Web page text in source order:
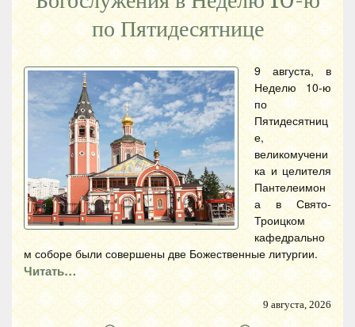
по Пятидесятнице
9 августа, в
Неделю 10-ю
по
Пятидесятниц
е,
великомучени
ка и целителя
Пантелеимон
а в Свято-
Троицком
кафедрально
м соборе были совершены две Божественные литургии.
Читать…
9 августа, 2026